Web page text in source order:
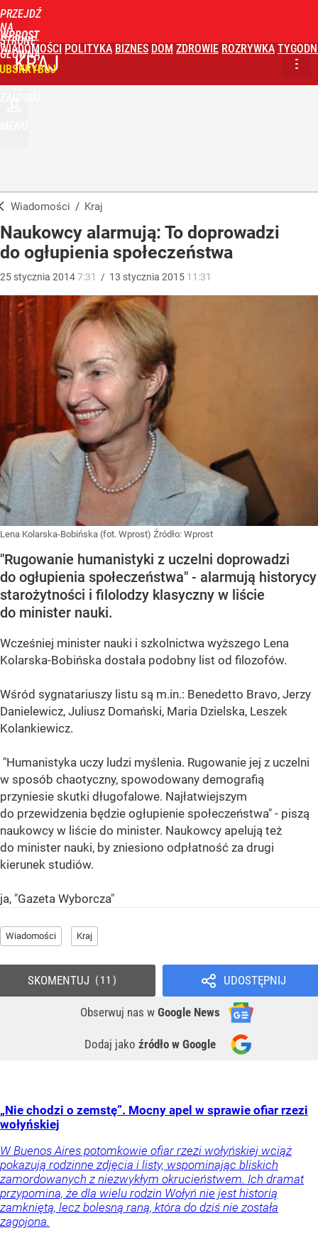
PRZEJDŹ
NA
STRONĘ
GŁÓWNĄ
WPROST
WIADOMOŚCI POLITYKA BIZNES DOM ZDROWIE ROZRYWKA
KRAJ
Wiadomości / Kraj
Naukowcy alarmują: To doprowadzi
do ogłupienia społeczeństwa
25 stycznia 20147:31 / 13 stycznia 2015 11:31
Lena Kolarska-Bobińska (fot. Wprost) Źródło: Wprost
"Rugowanie humanistyki z uczelni doprowadzi
do ogłupienia społeczeństwa" - alarmują historycy
starożytności i filolodzy klasyczny w liście
do minister nauki.
Wcześniej minister nauki i szkolnictwa wyższego Lena
Kolarska-Bobińska dostała podobny list od filozofów.
Wśród sygnatariuszy listu są m.in.: Benedetto Bravo, Jerzy
Danielewicz, Juliusz Domański, Maria Dzielska, Leszek
Kolankiewicz.
"Humanistyka uczy ludzi myślenia. Rugowanie jej z uczelni
w sposób chaotyczny, spowodowany demografią
przyniesie skutki długofalowe. Najłatwiejszym
do przewidzenia będzie ogłupienie społeczeństwa" - piszą
naukowcy w liście do minister. Naukowcy apelują też
do minister nauki, by zniesiono odpłatność za drugi
kierunek studiów.
ja, "Gazeta Wyborcza"
Wiadomości Kraj
UDOSTĘPNIJ
Obserwuj nas w Google News
Dodaj jako źródło w Google
SKOMENTUJ 11
„Nie chodzi o zemstę”. Mocny apel w sprawie ofiar rzezi
wołyńskiej
W Buenos Aires potomkowie ofiar rzezi wołyńskiej wciąż
pokazują rodzinne zdjęcia i listy, wspominając bliskich
zamordowanych z niezwykłym okrucieństwem. Ich dramat
przypomina, że dla wielu rodzin Wołyń nie jest historią
zamkniętą, lecz bolesną raną, która do dziś nie została
zagojona.